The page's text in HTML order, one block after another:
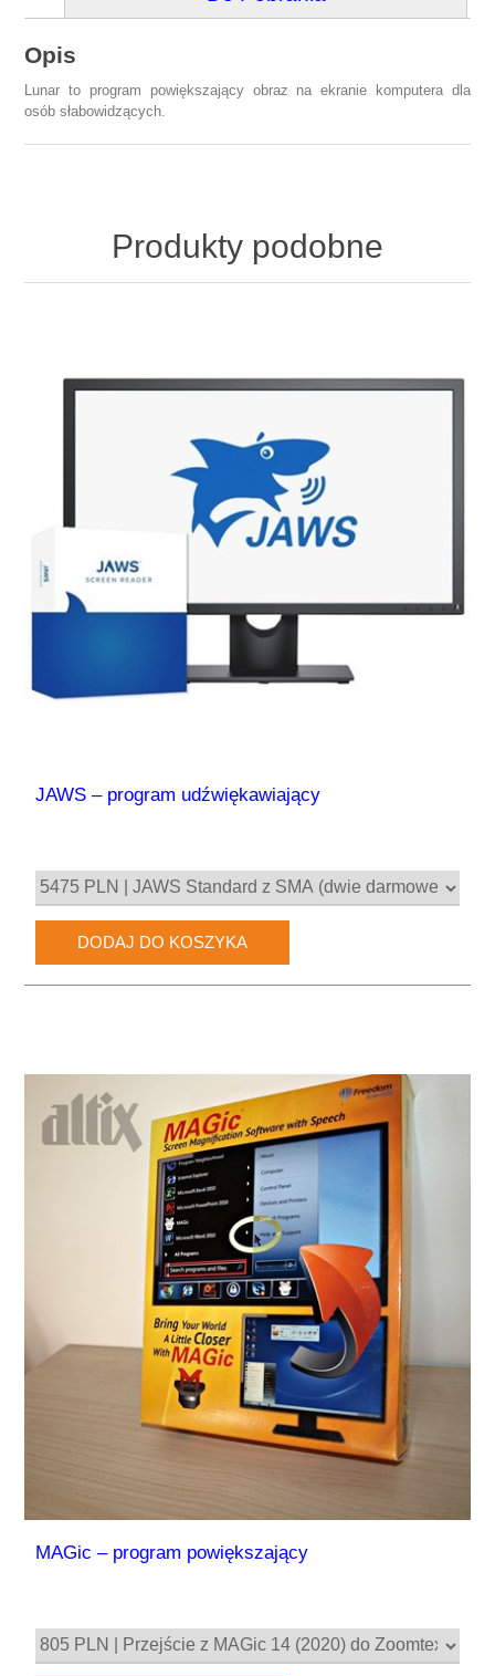
Opis
Lunar to program powiększający obraz na ekranie komputera dla
osób słabowidzących.
Produkty podobne
JAWS – program udźwiękawiający
MAGic – program powiększający